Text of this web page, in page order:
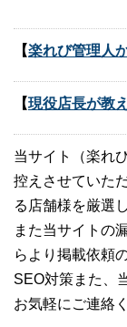
【楽れび管理人
【現役店長が教
当サイト（楽れ
控えさせていた
る店舗様を厳選
また当サイトの
らより掲載依頼
SEO対策また、
お気軽にご連絡